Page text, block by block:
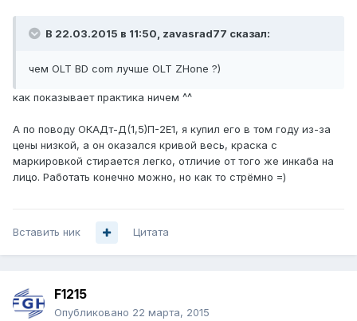
В 22.03.2015 в 11:50, zavasrad77 сказал:
чем OLT BD com лучше OLT ZHone ?)
как показывает практика ничем ^^
А по поводу ОКАДт-Д(1,5)П-2Е1, я купил его в том году из-за
цены низкой, а он оказался кривой весь, краска с
маркировкой стирается легко, отличие от того же инкаба на
лицо. Работать конечно можно, но как то стрёмно =)
Вставить ник Цитата
F1215
Опубликовано 22 марта, 2015